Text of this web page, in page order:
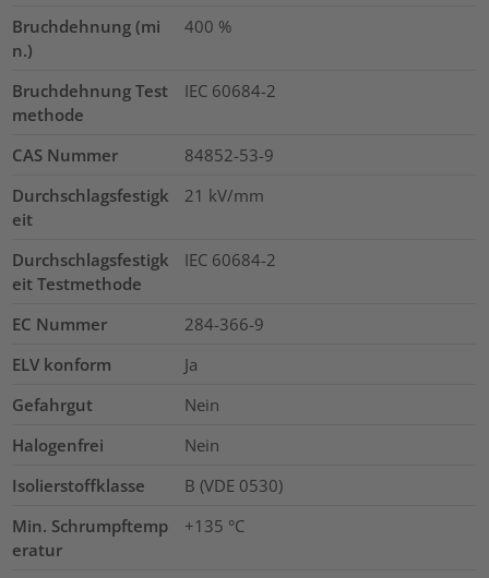
Bruchdehnung (mi
n.)
400 %
Bruchdehnung Test
methode
IEC 60684-2
CAS Nummer
84852-53-9
Durchschlagsfestigk
eit
21 kV/mm
Durchschlagsfestigk
eit Testmethode
IEC 60684-2
EC Nummer
284-366-9
ELV konform
Ja
Gefahrgut
Nein
Halogenfrei
Nein
Isolierstoffklasse
B (VDE 0530)
Min. Schrumpftemp
eratur
+135 °C